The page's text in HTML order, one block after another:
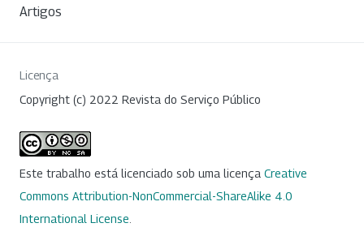
Artigos
Licença
Copyright (c) 2022 Revista do Serviço Público
Este trabalho está licenciado sob uma licença Creative
Commons Attribution-NonCommercial-ShareAlike 4.0
International License